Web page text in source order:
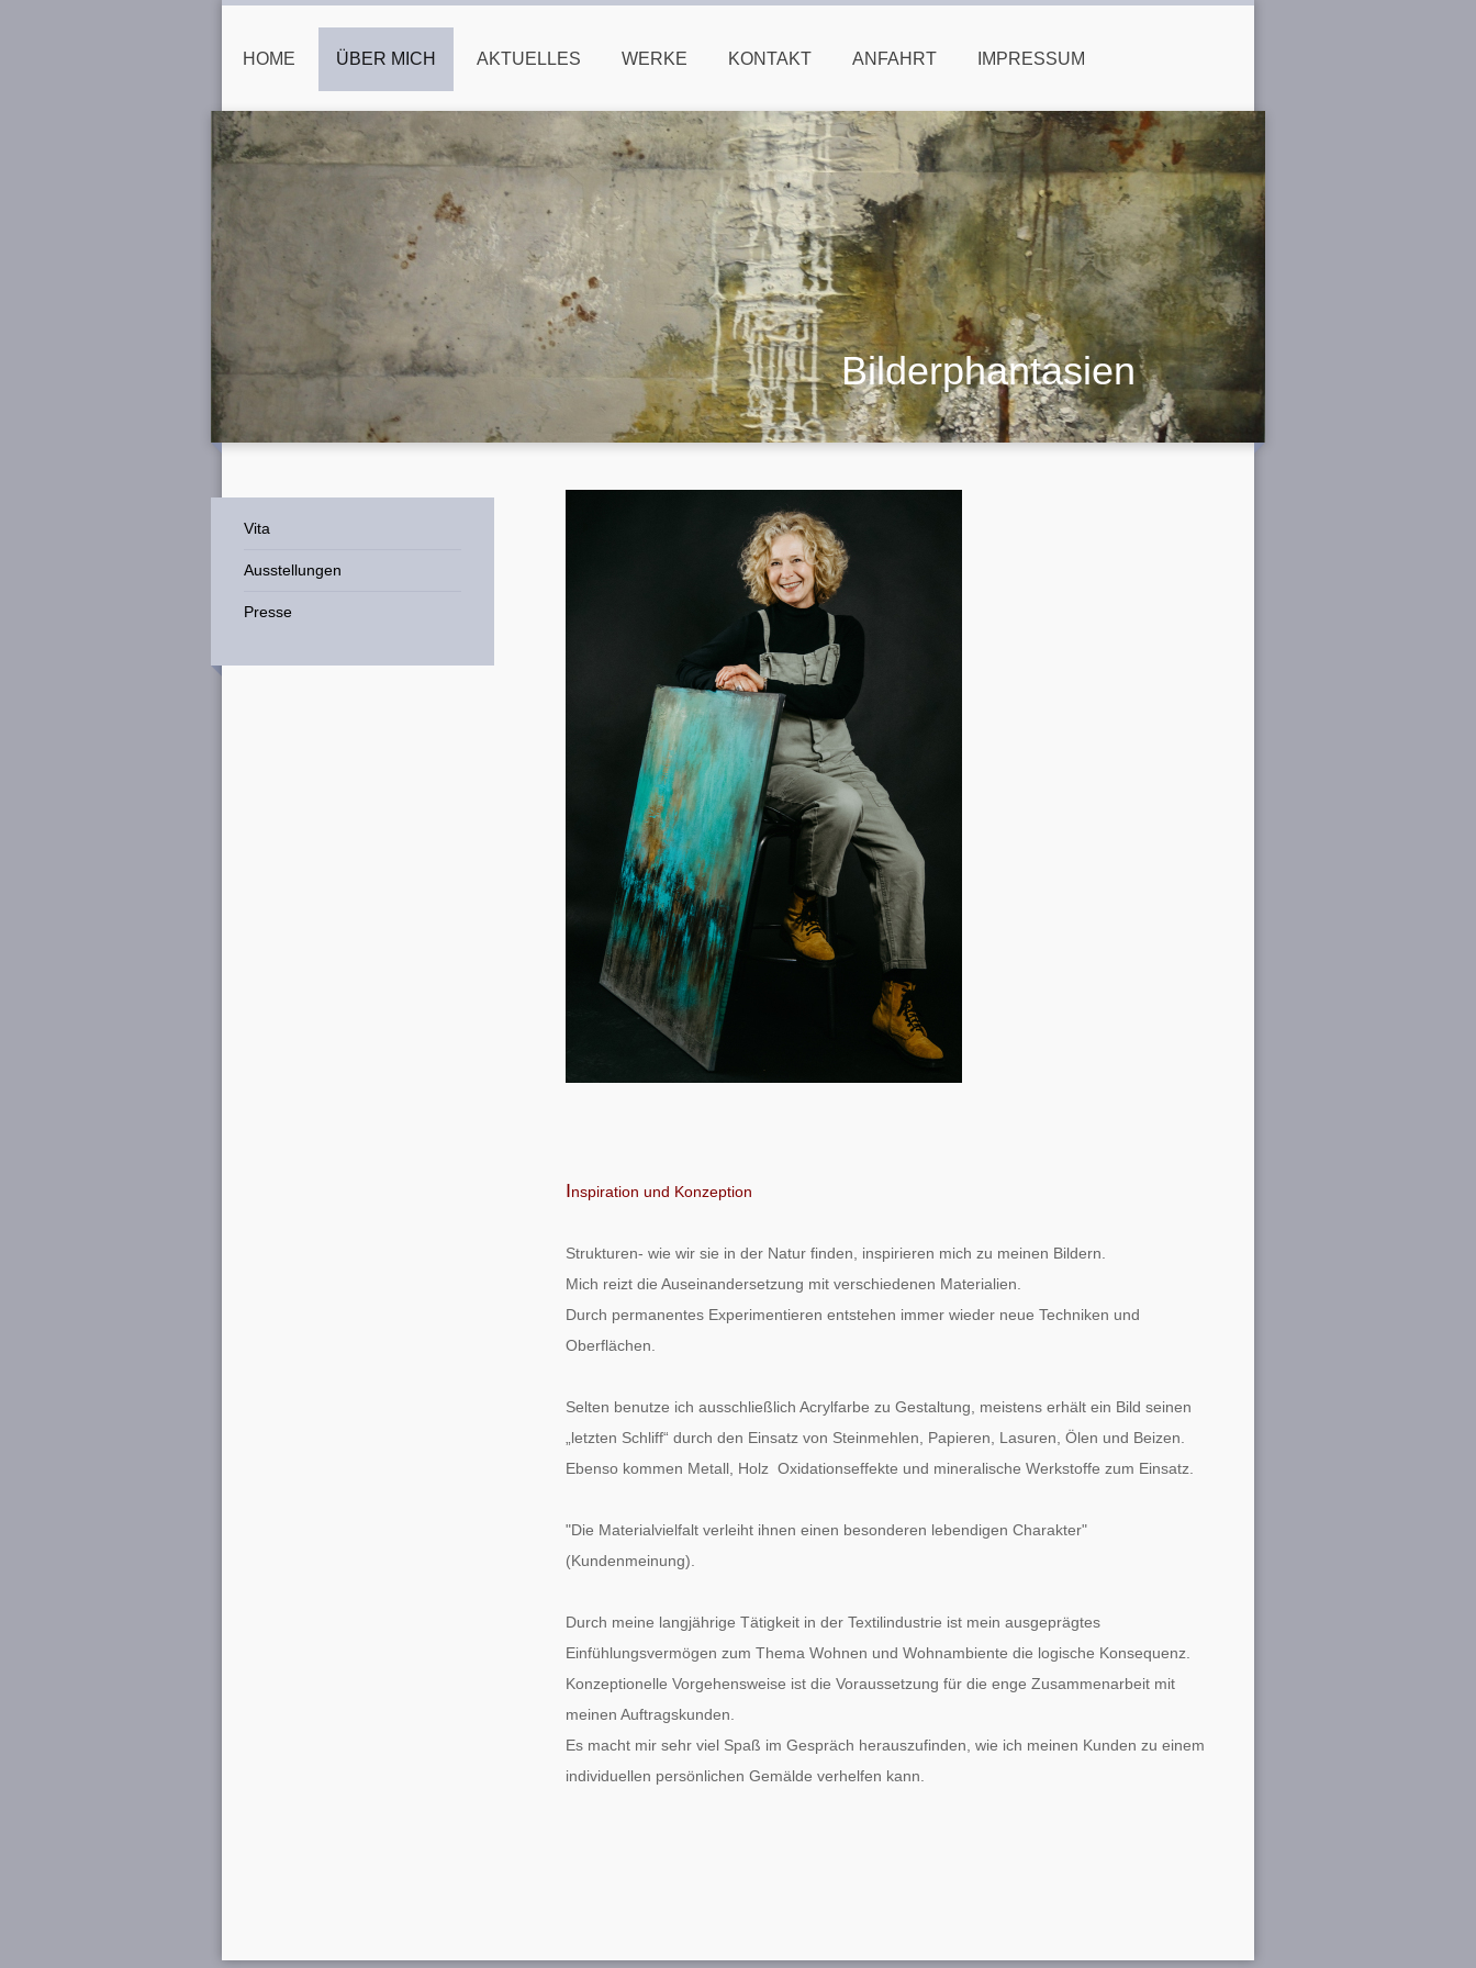
HOME ÜBER MICH AKTUELLES WERKE KONTAKT ANFAHRT IMPRESSUM
Bilderphantasien
Inspiration und Konzeption
Strukturen- wie wir sie in der Natur finden, inspirieren mich zu meinen Bildern.
Mich reizt die Auseinandersetzung mit verschiedenen Materialien.
Durch permanentes Experimentieren entstehen immer wieder neue Techniken und
Oberflächen.
Selten benutze ich ausschließlich Acrylfarbe zu Gestaltung, meistens erhält ein Bild seinen
„letzten Schliff“ durch den Einsatz von Steinmehlen, Papieren, Lasuren, Ölen und Beizen.
Ebenso kommen Metall, Holz Oxidationseffekte und mineralische Werkstoffe zum Einsatz.
"Die Materialvielfalt verleiht ihnen einen besonderen lebendigen Charakter"
(Kundenmeinung).
Durch meine langjährige Tätigkeit in der Textilindustrie ist mein ausgeprägtes
Einfühlungsvermögen zum Thema Wohnen und Wohnambiente die logische Konsequenz.
Konzeptionelle Vorgehensweise ist die Voraussetzung für die enge Zusammenarbeit mit
meinen Auftragskunden.
Es macht mir sehr viel Spaß im Gespräch herauszufinden, wie ich meinen Kunden zu einem
individuellen persönlichen Gemälde verhelfen kann.
Vita
Ausstellungen
Presse